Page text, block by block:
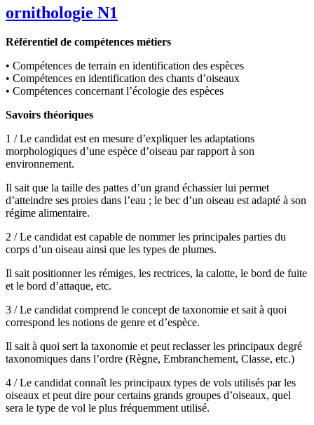
ornithologie N1
Référentiel de compétences métiers
• Compétences de terrain en identification des espèces
• Compétences en identification des chants d’oiseaux
• Compétences concernant l’écologie des espèces
Savoirs théoriques
1 / Le candidat est en mesure d’expliquer les adaptations
morphologiques d’une espèce d’oiseau par rapport à son
environnement.
Il sait que la taille des pattes d’un grand échassier lui permet
d’atteindre ses proies dans l’eau ; le bec d’un oiseau est adapté à son
régime alimentaire.
2 / Le candidat est capable de nommer les principales parties du
corps d’un oiseau ainsi que les types de plumes.
Il sait positionner les rémiges, les rectrices, la calotte, le bord de fuite
et le bord d’attaque, etc.
3 / Le candidat comprend le concept de taxonomie et sait à quoi
correspond les notions de genre et d’espèce.
Il sait à quoi sert la taxonomie et peut reclasser les principaux degré
taxonomiques dans l’ordre (Règne, Embranchement, Classe, etc.)
4 / Le candidat connaît les principaux types de vols utilisés par les
oiseaux et peut dire pour certains grands groupes d’oiseaux, quel
sera le type de vol le plus fréquemment utilisé.